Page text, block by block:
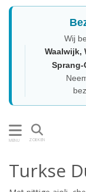
Wij
Waalwijk,
Sprang-
MENU ZOEKEN
Turkse